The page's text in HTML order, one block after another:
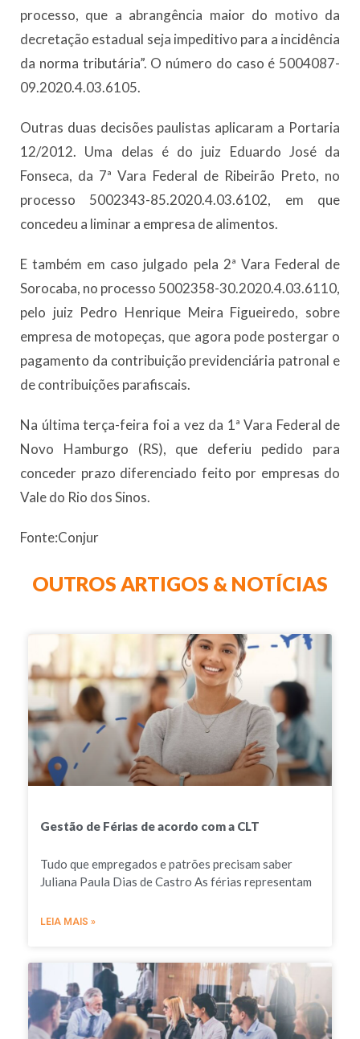
processo, que a abrangência maior do motivo da
decretação estadual seja impeditivo para a incidência
da norma tributária”. O número do caso é 5004087-
09.2020.4.03.6105.
Outras duas decisões paulistas aplicaram a Portaria
12/2012. Uma delas é do juiz Eduardo José da
Fonseca, da 7ª Vara Federal de Ribeirão Preto, no
processo 5002343-85.2020.4.03.6102, em que
concedeu a liminar a empresa de alimentos.
E também em caso julgado pela 2ª Vara Federal de
Sorocaba, no processo 5002358-30.2020.4.03.6110,
pelo juiz Pedro Henrique Meira Figueiredo, sobre
empresa de motopeças, que agora pode postergar o
pagamento da contribuição previdenciária patronal e
de contribuições parafiscais.
Na última terça-feira foi a vez da 1ª Vara Federal de
Novo Hamburgo (RS), que deferiu pedido para
conceder prazo diferenciado feito por empresas do
Vale do Rio dos Sinos.
Fonte:Conjur
OUTROS ARTIGOS & NOTÍCIAS
Gestão de Férias de acordo com a CLT
Tudo que empregados e patrões precisam saber
Juliana Paula Dias de Castro As férias representam
LEIA MAIS »